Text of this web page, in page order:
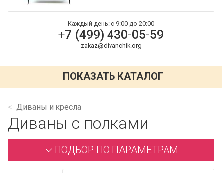
Каждый день: с 9:00 до 20:00
+7 (499) 430-05-59
zakaz@divanchik.org
ПОКАЗАТЬ КАТАЛОГ
Диваны и кресла
Диваны с полками
ПОДБОР ПО ПАРАМЕТРАМ